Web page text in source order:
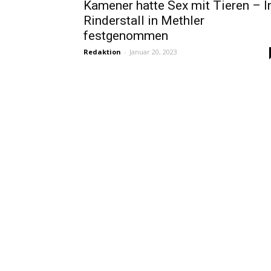
Kamener hatte Sex mit Tieren –
Rinderstall in Methler
festgenommen
Redaktion - Januar 20, 2023